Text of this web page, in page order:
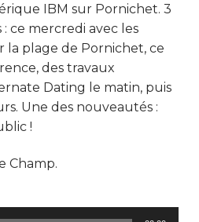
IBM sur Pornichet. 3
ce mercredi avec les
la plage de Pornichet, ce
des travaux
Dating le matin, puis
Une des nouveautés :
!
Champ.